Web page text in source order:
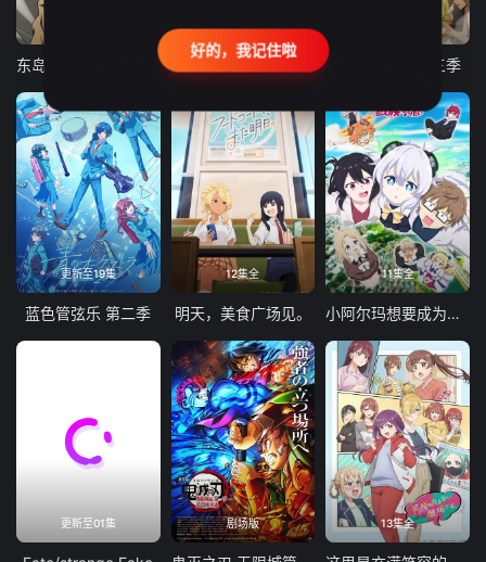
古诺希亚 致不灭的你 第三季
更新至19集
蓝色管弦乐 第二季
12集全
明天，美食广场见。
11集全
小阿尔玛想要成为家人
更新至01集 剧场版 13集全
好的，我记住啦